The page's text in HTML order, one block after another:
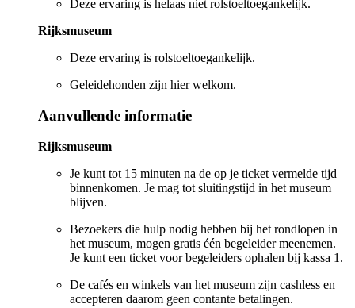
Deze ervaring is helaas niet rolstoeltoegankelijk.
Rijksmuseum
Deze ervaring is rolstoeltoegankelijk.
Geleidehonden zijn hier welkom.
Aanvullende informatie
Rijksmuseum
Je kunt tot 15 minuten na de op je ticket vermelde tijd
binnenkomen. Je mag tot sluitingstijd in het museum
blijven.
Bezoekers die hulp nodig hebben bij het rondlopen in
het museum, mogen gratis één begeleider meenemen.
Je kunt een ticket voor begeleiders ophalen bij kassa 1.
De cafés en winkels van het museum zijn cashless en
accepteren daarom geen contante betalingen.